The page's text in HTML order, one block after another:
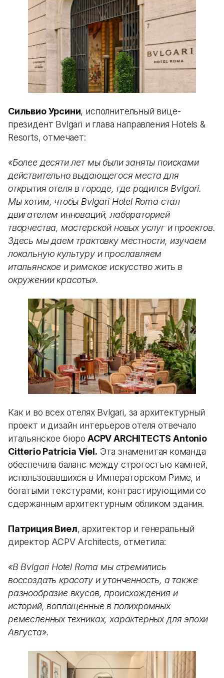
Сильвио Урсини, исполнительный вице-
президент Bvlgari и глава направления Hotels &
Resorts, отмечает:
«Более десяти лет мы были заняты поисками
действительно выдающегося места для
открытия отеля в городе, где родился Bvlgari.
Мы хотим, чтобы Bvlgari Hotel Roma стал
двигателем инноваций, лабораторией
творчества, мастерской новых услуг и проектов.
Здесь мы даем трактовку местности, изучаем
локальную культуру и прославляем
итальянское и римское искусство жить в
окружении красоты».
Как и во всех отелях Bvlgari, за архитектурный
проект и дизайн интерьеров отеля отвечало
итальянское бюро ACPV ARCHITECTS Antonio
Citterio Patricia Viel. Эта знаменитая команда
обеспечила баланс между строгостью камней,
использовавшихся в Императорском Риме, и
богатыми текстурами, контрастирующими со
сдержанным архитектурным обликом здания.
Патриция Виел, архитектор и генеральный
директор ACPV Architects, отметила:
«В Bvlgari Hotel Roma мы стремились
воссоздать красоту и утонченность, а также
разнообразие вкусов, происхождения и
историй, воплощенные в полихромных
ремесленных техниках, характерных для эпохи
Августа».